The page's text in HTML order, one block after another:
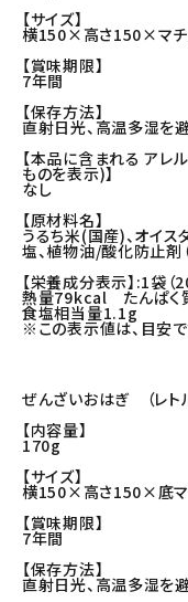
【サイズ】
横150×高さ150×マ
【賞味期限】
7年間
【保存方法】
直射日光、高温多湿を
【本品に含まれる ア
ものを表示)】
なし
【原材料名】
うるち米(国産)、オイス
塩、植物油/酸化防止剤（
【栄養成分表示】:1袋（
熱量79kcal たんぱ
食塩相当量1.1g
※この表示値は、目安で
ぜんざいおはぎ （レト
【内容量】
170g
【サイズ】
横150×高さ150×底
【賞味期限】
7年間
【保存方法】
直射日光、高温多湿を